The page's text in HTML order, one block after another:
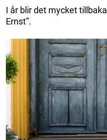
I år blir det mycket
Ernst”.